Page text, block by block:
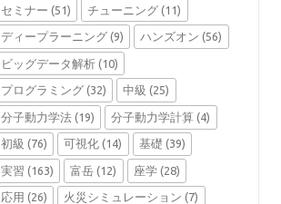
セミナー (51) チューニング (11)
ディープラーニング(9) ハンズオン (56)
ビッグデータ解析(10)
プログラミング(32) 中級 (25)
分子動力学法(19) 分子動力学計算 (4)
初級 (76) 可視化 (14) 基礎 (39)
実習 (163) 富岳 (12) 座学 (28)
応用 (26) 火災シミュレーション (7)